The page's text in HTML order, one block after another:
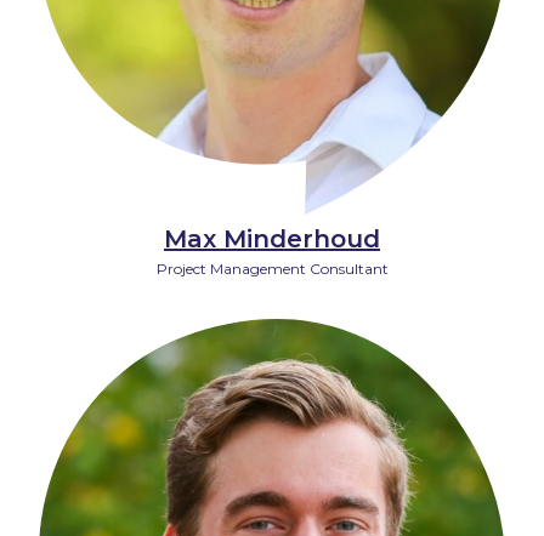
Max Minderhoud
Project Management Consultant